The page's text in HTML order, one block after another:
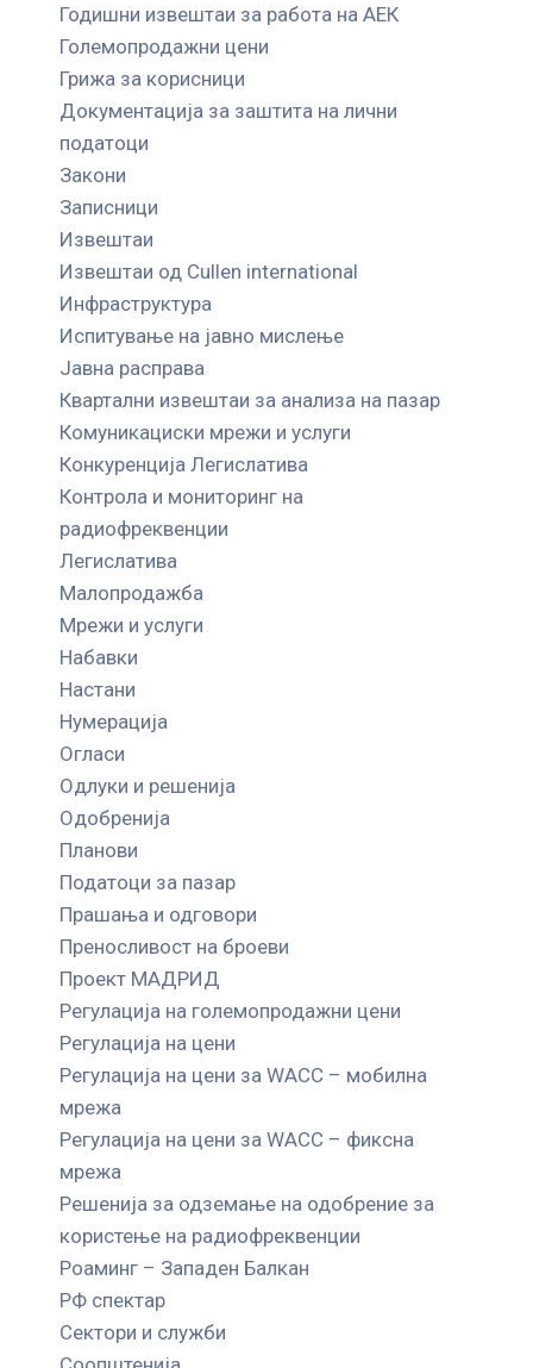
Годишни извештаи за работа на АЕК
Големопродажни цени
Грижа за корисници
Документација за заштита на лични
податоци
Закони
Записници
Извештаи
Извештаи од Cullen international
Инфраструктура
Испитување на јавно мислење
Јавна расправа
Квартални извештаи за анализа на пазар
Комуникациски мрежи и услуги
Конкуренција Легислатива
Контрола и мониторинг на
радиофреквенции
Легислатива
Малопродажба
Мрежи и услуги
Набавки
Настани
Нумерација
Огласи
Одлуки и решенија
Одобренија
Планови
Податоци за пазар
Прашања и одговори
Преносливост на броеви
Проект МАДРИД
Регулација на големопродажни цени
Регулација на цени
Регулација на цени за WACC – мобилна
мрежа
Регулација на цени за WACC – фиксна
мрежа
Решенија за одземање на одобрение за
користење на радиофреквенции
Роаминг – Западен Балкан
РФ спектар
Сектори и служби